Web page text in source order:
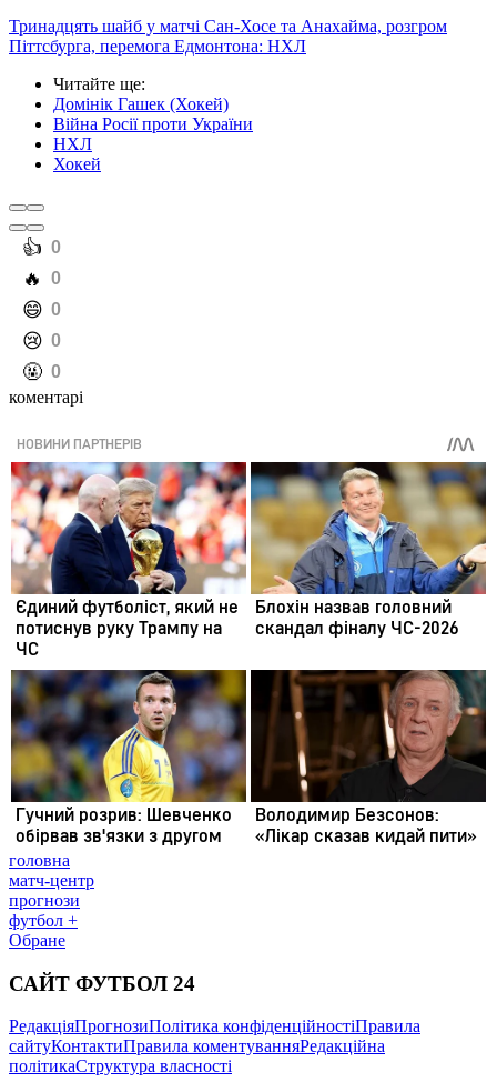
Тринадцять шайб у матчі Сан-Хосе та Анахайма, розгром
Піттсбурга, перемога Едмонтона: НХЛ
Читайте ще:
Домінік Гашек (Хокей)
Війна Росії проти України
НХЛ
Хокей
️👍 0
️🔥 0
️😄 0
️😢 0
️🤬 0
коментарі
головна
матч-центр
прогнози
футбол +
Обране
САЙТ ФУТБОЛ 24
РедакціяПрогнозиПолітика конфіденційностіПравила
сайтуКонтактиПравила коментуванняРедакційна
політикаСтруктура власності